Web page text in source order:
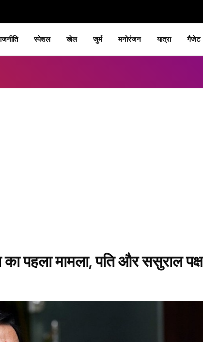
स्पेशल खेल जुर्म मनोरंजन यात्रा गैजेट
पहला मामला, पति और ससुराल पक्ष